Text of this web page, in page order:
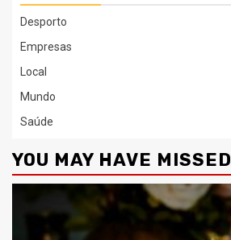
Desporto
Empresas
Local
Mundo
Saúde
YOU MAY HAVE MISSED